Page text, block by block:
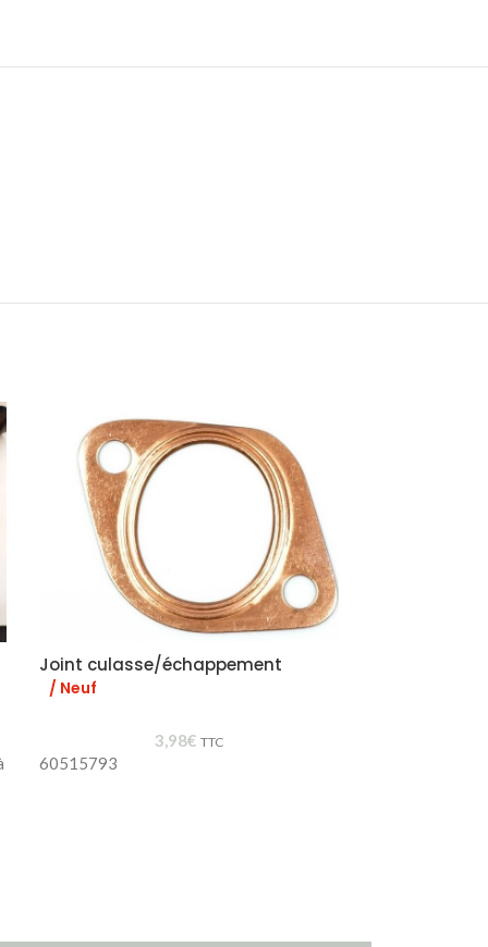
Joint culasse/échappement
/ Neuf
3,98€ TTC
60515793